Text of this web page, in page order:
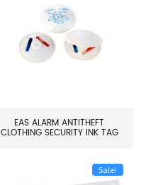
EAS ALARM ANTITHEFT
CLOTHING SECURITY INK TAG
Sale!